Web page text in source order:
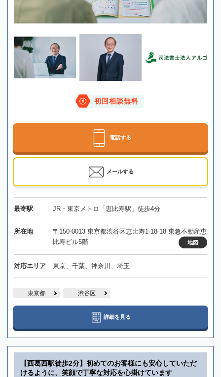
初回相談無料
電話する
メールする
最寄駅 JR・東京メトロ「恵比寿駅」徒歩4分
所在地
〒150-0013 東京都渋谷区恵比寿1-18-18 東急不動産恵
比寿ビル5階
地図
対応エリア 東京、千葉、神奈川、埼玉
東京都 渋谷区
詳細を見る
【西葛西駅徒歩2分】初めてのお客様にも安心していただ
けるように、笑顔で丁寧な対応を心掛けています